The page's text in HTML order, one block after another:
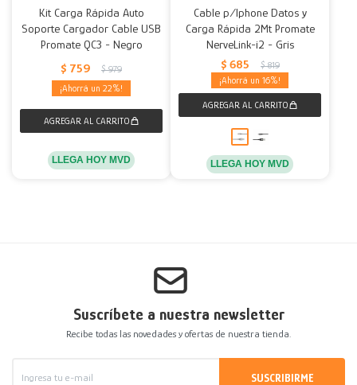
Kit Carga Rápida Auto
Soporte Cargador Cable USB
Promate QC3 - Negro
$ 759 $ 979
22
LLEGA HOY MVD
Cable p/Iphone Datos y
Carga Rápida 2Mt Promate
NerveLink-i2 - Gris
$ 685 $ 819
16
LLEGA HOY MVD
Suscríbete a nuestra newsletter
Recibe todas las novedades y ofertas de nuestra tienda.
SUSCRIBIRME
Mesas
Calefactores
Acolchados y Frazadas
Fundas
Decoración
Accesorios para el hogar
Herramientas
Accesorios
Muebles Infantiles